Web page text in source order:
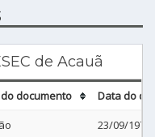
de Acauã
documento
Data do
23/09/1974